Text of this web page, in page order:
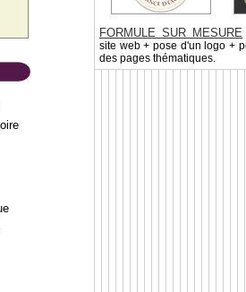
FORMULE SUR MESURE
site web + pose d'un logo +
des pages thématiques.